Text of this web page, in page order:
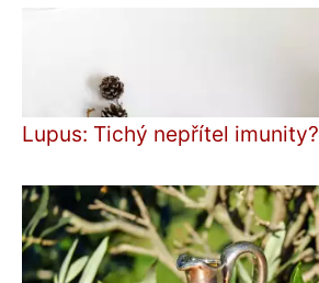
Lupus: Tichý nepřítel imunity?